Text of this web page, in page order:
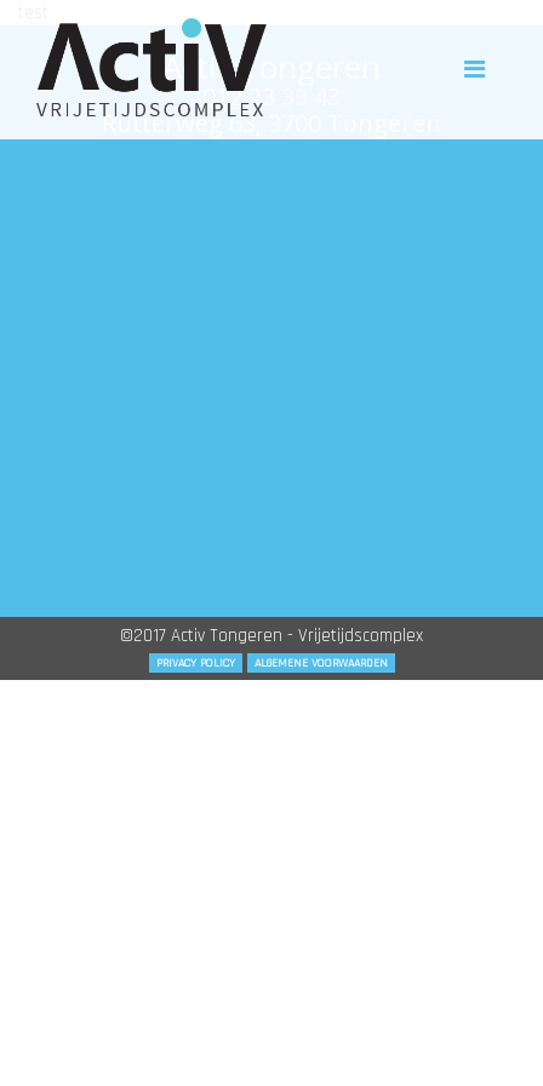
Activ Tongeren
012 23 33 43
Rutterweg 63, 3700 Tongeren
©2017 Activ Tongeren - Vrijetijdscomplex
PRIVACY POLICY ALGEMENE VOORWAARDEN